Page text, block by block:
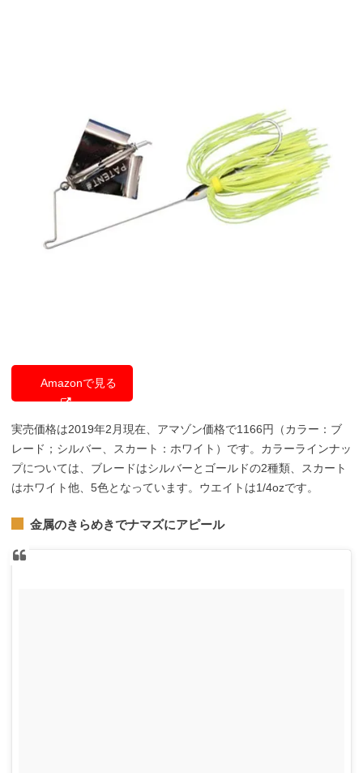
Amazonで見る
実売価格は2019年2月現在、アマゾン価格で1166円（カラー：ブ
レード；シルバー、スカート：ホワイト）です。カラーラインナッ
プについては、ブレードはシルバーとゴールドの2種類、スカート
はホワイト他、5色となっています。ウエイトは1/4ozです。
金属のきらめきでナマズにアピール